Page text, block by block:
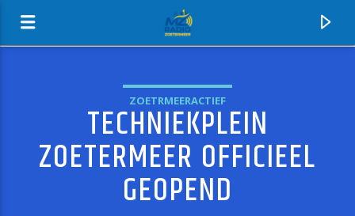
MZ-RADIO
ZOETRMEERACTIEF
TECHNIEKPLEIN
ZOETERMEER OFFICIEEL
GEOPEND